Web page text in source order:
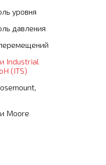
уровня
давления
Industrial
(ITS)
Moore